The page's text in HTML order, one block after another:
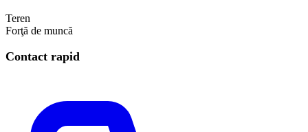
Teren
Forţă de muncă
Contact rapid